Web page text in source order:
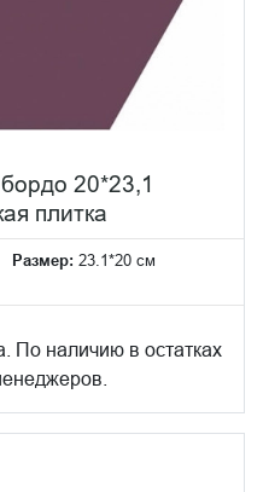
20*23,1
плитка
Размер: 23.1*20 см
По наличию в остатках